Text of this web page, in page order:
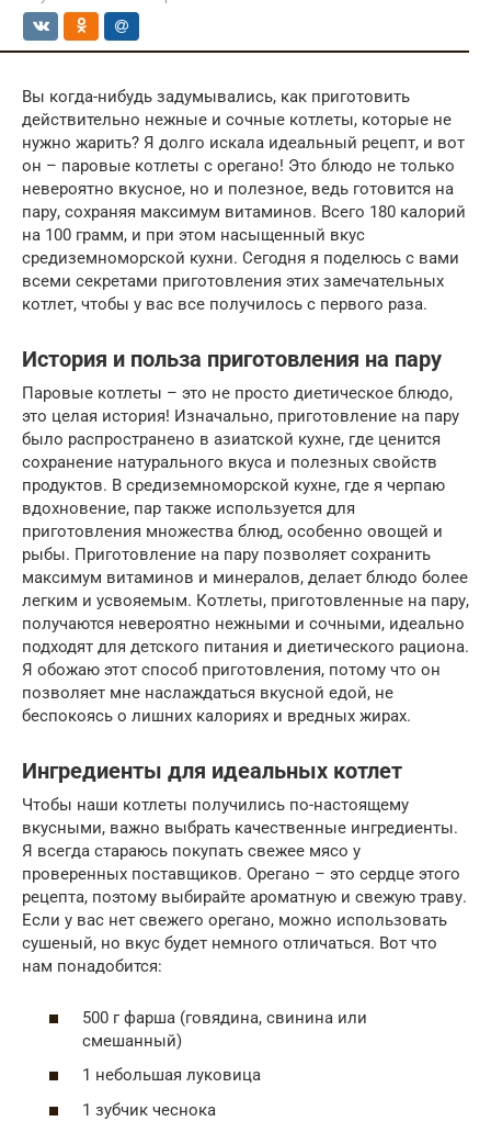
Вы когда-нибудь задумывались, как приготовить
действительно нежные и сочные котлеты, которые не
нужно жарить? Я долго искала идеальный рецепт, и вот
он – паровые котлеты с орегано! Это блюдо не только
невероятно вкусное, но и полезное, ведь готовится на
пару, сохраняя максимум витаминов. Всего 180 калорий
на 100 грамм, и при этом насыщенный вкус
средиземноморской кухни. Сегодня я поделюсь с вами
всеми секретами приготовления этих замечательных
котлет, чтобы у вас все получилось с первого раза.
История и польза приготовления на пару
Паровые котлеты – это не просто диетическое блюдо,
это целая история! Изначально, приготовление на пару
было распространено в азиатской кухне, где ценится
сохранение натурального вкуса и полезных свойств
продуктов. В средиземноморской кухне, где я черпаю
вдохновение, пар также используется для
приготовления множества блюд, особенно овощей и
рыбы. Приготовление на пару позволяет сохранить
максимум витаминов и минералов, делает блюдо более
легким и усвояемым. Котлеты, приготовленные на пару,
получаются невероятно нежными и сочными, идеально
подходят для детского питания и диетического рациона.
Я обожаю этот способ приготовления, потому что он
позволяет мне наслаждаться вкусной едой, не
беспокоясь о лишних калориях и вредных жирах.
Ингредиенты для идеальных котлет
Чтобы наши котлеты получились по-настоящему
вкусными, важно выбрать качественные ингредиенты.
Я всегда стараюсь покупать свежее мясо у
проверенных поставщиков. Орегано – это сердце этого
рецепта, поэтому выбирайте ароматную и свежую траву.
Если у вас нет свежего орегано, можно использовать
сушеный, но вкус будет немного отличаться. Вот что
нам понадобится:
500 г фарша (говядина, свинина или
смешанный)
1 небольшая луковица
1 зубчик чеснока